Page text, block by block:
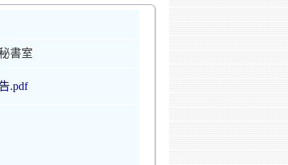
書室
.pdf